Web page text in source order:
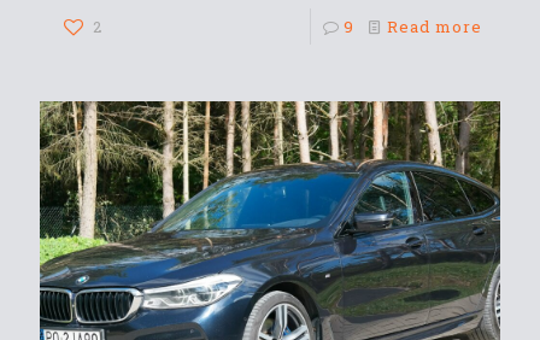
2 9 Read more